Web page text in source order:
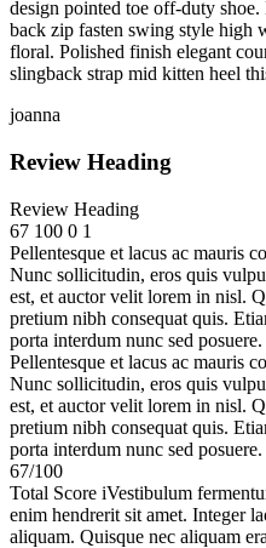
design pointed toe off-duty
back zip fasten swing style high
floral. Polished finish elegant
slingback strap mid kitten heel
joanna
Review Heading
Review Heading
67 100 0 1
Pellentesque et lacus ac mauris
Nunc sollicitudin, eros quis
est, et auctor velit lorem in nisl.
pretium nibh consequat quis.
porta interdum nunc sed posuere.
Pellentesque et lacus ac mauris
Nunc sollicitudin, eros quis
est, et auctor velit lorem in nisl.
pretium nibh consequat quis.
porta interdum nunc sed posuere.
67/100
Total Score iVestibulum
enim hendrerit sit amet. Integer
aliquam. Quisque nec aliquam